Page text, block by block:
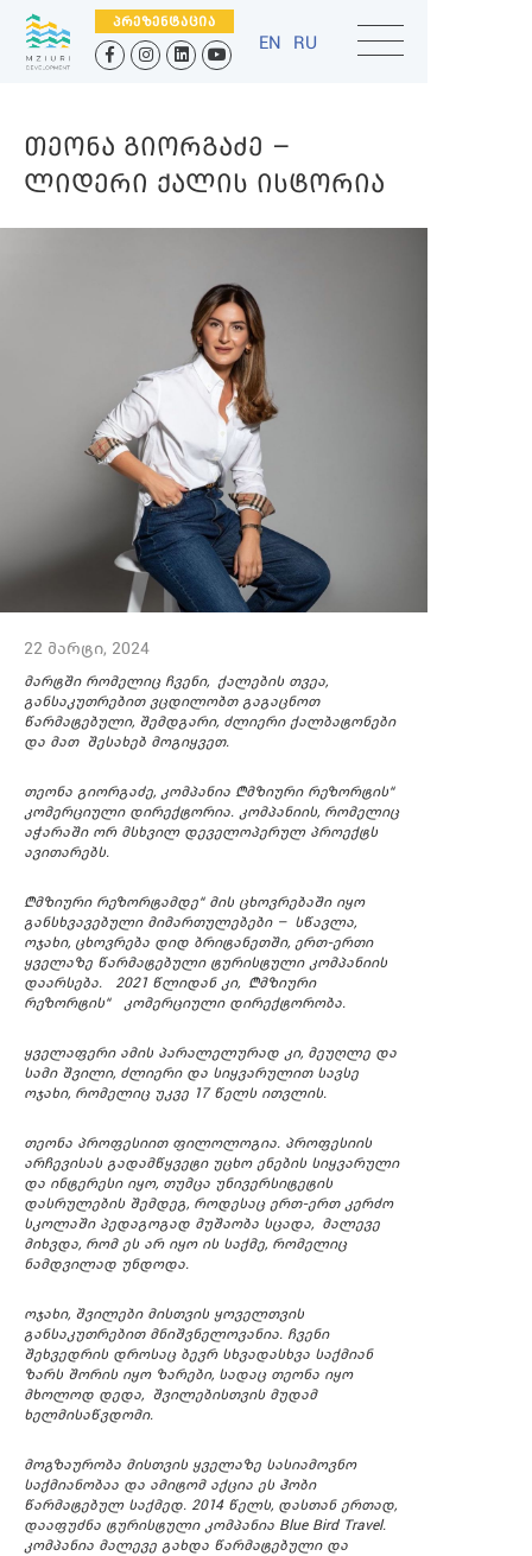
ᲞᲠᲔᲖᲔᲜᲢᲐᲪᲘᲐ
EN RU
ᲗᲔᲝᲜᲐ ᲒᲘᲝᲠᲒᲐᲫᲔ –
ᲚᲘᲓᲔᲠᲘ ᲥᲐᲚᲘᲡ ᲘᲡᲢᲝᲠᲘᲐ
22 მარტი, 2024
მარტში რომელიც ჩვენი, ქალების თვეა,
განსაკუთრებით ვცდილობთ გაგაცნოთ
წარმატებული, შემდგარი, ძლიერი ქალბატონები
და მათ შესახებ მოგიყვეთ.
თეონა გიორგაძე, კომპანია „მზიური რეზორტის“
კომერციული დირექტორია. კომპანიის, რომელიც
აჭარაში ორ მსხვილ დეველოპერულ პროექტს
ავითარებს.
„მზიური რეზორტამდე“ მის ცხოვრებაში იყო
განსხვავებული მიმართულებები – სწავლა,
ოჯახი, ცხოვრება დიდ ბრიტანეთში, ერთ-ერთი
ყველაზე წარმატებული ტურისტული კომპანიის
დაარსება. 2021 წლიდან კი, „მზიური
რეზორტის“ კომერციული დირექტორობა.
ყველაფერი ამის პარალელურად კი, მეუღლე და
სამი შვილი, ძლიერი და სიყვარულით სავსე
ოჯახი, რომელიც უკვე 17 წელს ითვლის.
თეონა პროფესიით ფილოლოგია. პროფესიის
არჩევისას გადამწყვეტი უცხო ენების სიყვარული
და ინტერესი იყო, თუმცა უნივერსიტეტის
დასრულების შემდეგ, როდესაც ერთ-ერთ კერძო
სკოლაში პედაგოგად მუშაობა სცადა, მალევე
მიხვდა, რომ ეს არ იყო ის საქმე, რომელიც
ნამდვილად უნდოდა.
ოჯახი, შვილები მისთვის ყოველთვის
განსაკუთრებით მნიშვნელოვანია. ჩვენი
შეხვედრის დროსაც ბევრ სხვადასხვა საქმიან
ზარს შორის იყო ზარები, სადაც თეონა იყო
მხოლოდ დედა, შვილებისთვის მუდამ
ხელმისაწვდომი.
მოგზაურობა მისთვის ყველაზე სასიამოვნო
საქმიანობაა და ამიტომ აქცია ეს ჰობი
წარმატებულ საქმედ. 2014 წელს, დასთან ერთად,
დააფუძნა ტურისტული კომპანია Blue Bird Travel.
კომპანია მალევე გახდა წარმატებული და